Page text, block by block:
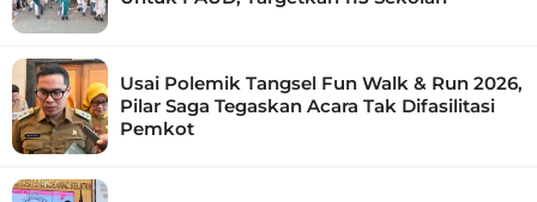
Usai Polemik Tangsel Fun Walk & Run 2026,
Pilar Saga Tegaskan Acara Tak Difasilitasi
Pemkot